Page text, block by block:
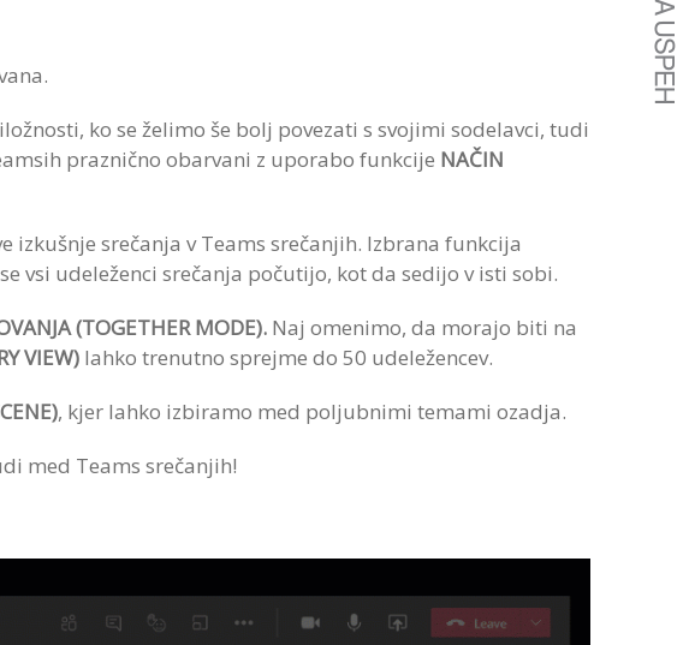
ko se želimo še bolj povezati s svojimi sodelavci, tudi
praznično obarvani z uporabo funkcije NAČIN
izkušnje srečanja v Teams srečanjih. Izbrana funkcija
vsi udeleženci srečanja počutijo, kot da sedijo v isti sobi.
(TOGETHER MODE). Naj omenimo, da morajo biti na
VIEW) lahko trenutno sprejme do 50 udeležencev.
, kjer lahko izbiramo med poljubnimi temami ozadja.
med Teams srečanjih!